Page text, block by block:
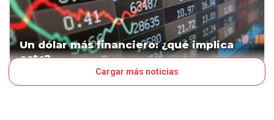
Un dólar más financiero: ¿qué implica
esto?
Cargar más noticias